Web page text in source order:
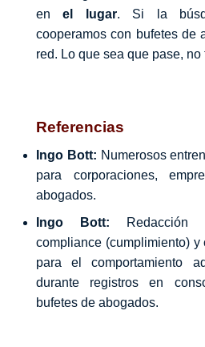
enel lugar. Si la
cooperamos con bufetes de
red. Lo que sea que pase, no
Referencias
Ingo Bott: Numerosos
para corporaciones,
abogados.
Ingo Bott: Redacción
compliance (cumplimiento) y
para el comportamiento
durante registros en
bufetes de abogados.